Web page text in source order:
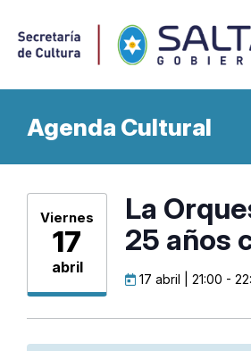
Agenda Cultural
Viernes
17
abril
La
25 años
17 abril | 21:00 -